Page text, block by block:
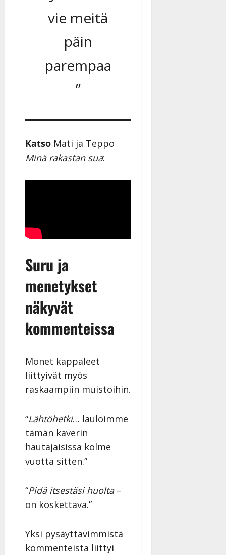
vie meitä
päin
parempaa
”
Katso Mati ja Teppo
Minä rakastan sua:
Suru ja
menetykset
näkyvät
kommenteissa
Monet kappaleet
liittyivät myös
raskaampiin muistoihin.
“Lähtöhetki… lauloimme
tämän kaverin
hautajaisissa kolme
vuotta sitten.”
“Pidä itsestäsi huolta–
on koskettava.”
Yksi pysäyttävimmistä
kommenteista liittyi